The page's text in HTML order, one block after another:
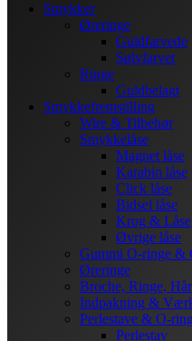
Smykker
Øreringe
Guldfarvede
Sølvfarvet
Ringe
Guldbelagt
Smykkefremstilling
Wire & Tilbehør
Smykkelåse
Magnet låse
Karabin låse
Click låse
Bidsel låse
Krog & Låse
Øvrige låse
Gummi O-ringe &
Øreringe
Broche, Ringe,
Indpakning &
Perlestave & O-
Perlestav